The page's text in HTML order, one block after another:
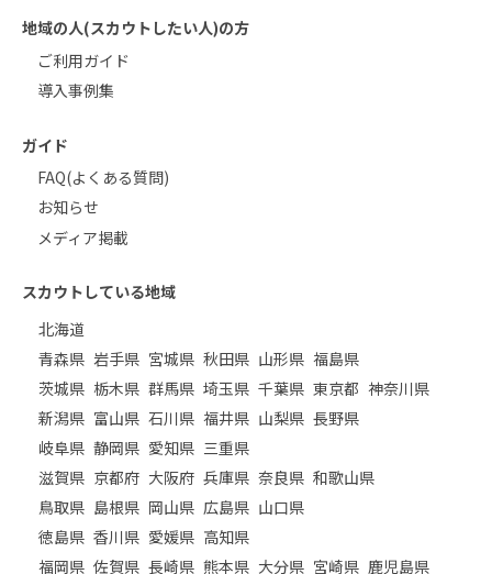
地域の人(スカウトしたい人)の方
ご利用ガイド
導入事例集
ガイド
FAQ(よくある質問)
お知らせ
メディア掲載
スカウトしている地域
北海道
青森県 岩手県 宮城県 秋田県 山形県 福島県
茨城県 栃木県 群馬県 埼玉県 千葉県 東京都 神奈川県
新潟県 富山県 石川県 福井県 山梨県 長野県
岐阜県 静岡県 愛知県 三重県
滋賀県 京都府 大阪府 兵庫県 奈良県 和歌山県
鳥取県 島根県 岡山県 広島県 山口県
徳島県 香川県 愛媛県 高知県
福岡県 佐賀県 長崎県 熊本県 大分県 宮崎県 鹿児島県